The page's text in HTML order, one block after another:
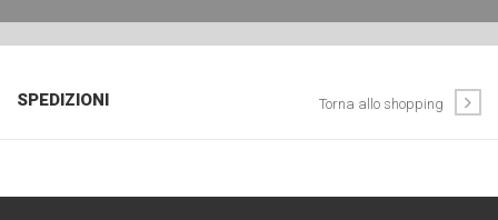
SPEDIZIONI Torna allo shopping